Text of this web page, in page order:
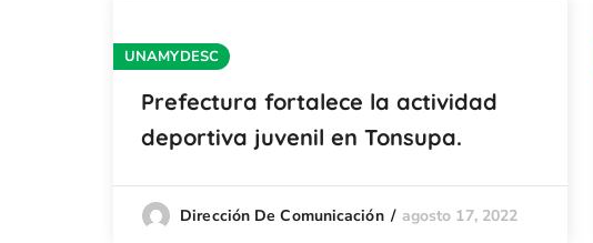
UNAMYDESC
Prefectura fortalece la actividad
deportiva juvenil en Tonsupa.
Dirección De Comunicación agosto 17, 2022